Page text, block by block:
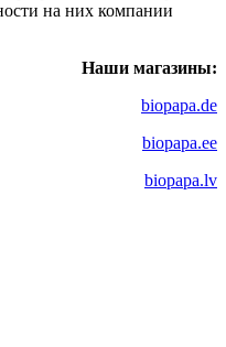
на них компании
Наши магазины:
biopapa.de
biopapa.ee
biopapa.lv